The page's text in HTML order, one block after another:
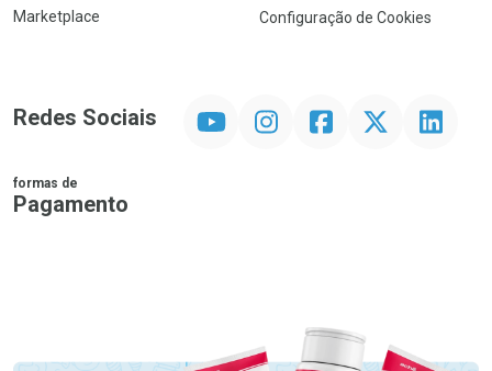
Marketplace
Configuração de Cookies
Redes Sociais InstagramFacebookTwitter Linkedin
formas de
Pagamento
Promoção em Destaque